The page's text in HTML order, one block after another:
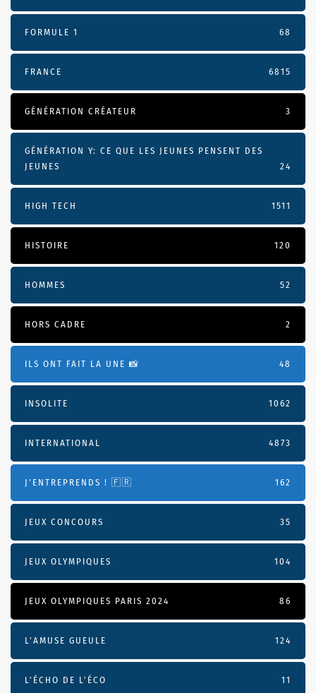
FORMULE 1 68
FRANCE 6815
GÉNÉRATION CRÉATEUR 3
GÉNÉRATION Y: CE QUE LES JEUNES PENSENT DES
JEUNES
24
HIGH TECH 1511
HISTOIRE 120
HOMMES 52
HORS CADRE 2
ILS ONT FAIT LA UNE 📸 48
INSOLITE 1062
INTERNATIONAL 4873
J'ENTREPRENDS ! 🇫🇷 162
JEUX CONCOURS 35
JEUX OLYMPIQUES 104
JEUX OLYMPIQUES PARIS 2024 86
L'AMUSE GUEULE 124
L’ÉCHO DE L’ÉCO 11